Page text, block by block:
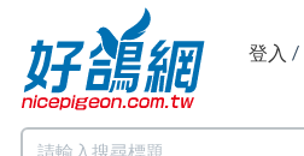
登入 /